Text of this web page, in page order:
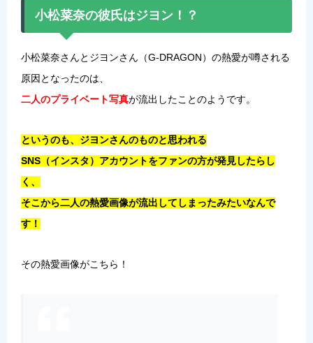
小松菜奈の彼氏はジヨン！？
小松菜奈さんとジヨンさん（G-DRAGON）の熱愛が噂される
原因となったのは、
二人のプライベート写真が流出したことのようです。
というのも、ジヨンさんのものと思われる
SNS（インスタ）アカウントをファンの方が発見したらし
く、
そこから二人の熱愛画像が流出してしまったみたいなんで
す！
その熱愛画像がこちら！